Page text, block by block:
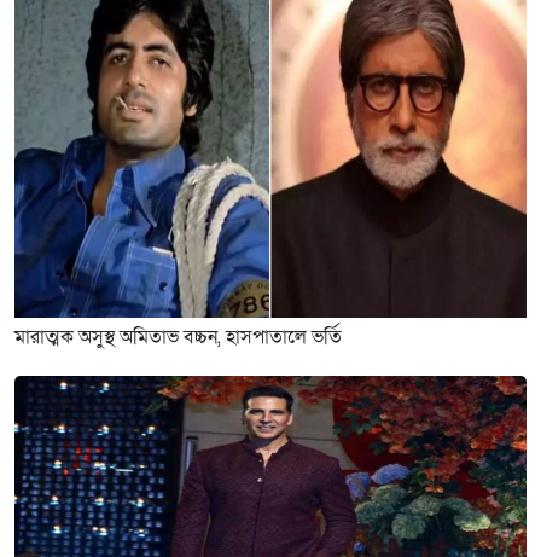
মারাত্মক অসুস্থ অমিতাভ বচ্চন, হাসপাতালে ভর্তি